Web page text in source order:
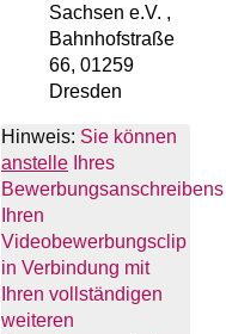
Sachsen e.V. ,
Bahnhofstraße
66, 01259
Dresden
Hinweis: Sie können
anstelle Ihres
Bewerbungsanschreibens
Ihren
Videobewerbungsclip
in Verbindung mit
Ihren vollständigen
weiteren